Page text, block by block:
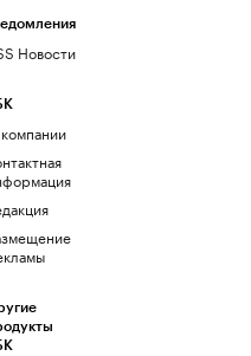
Новости